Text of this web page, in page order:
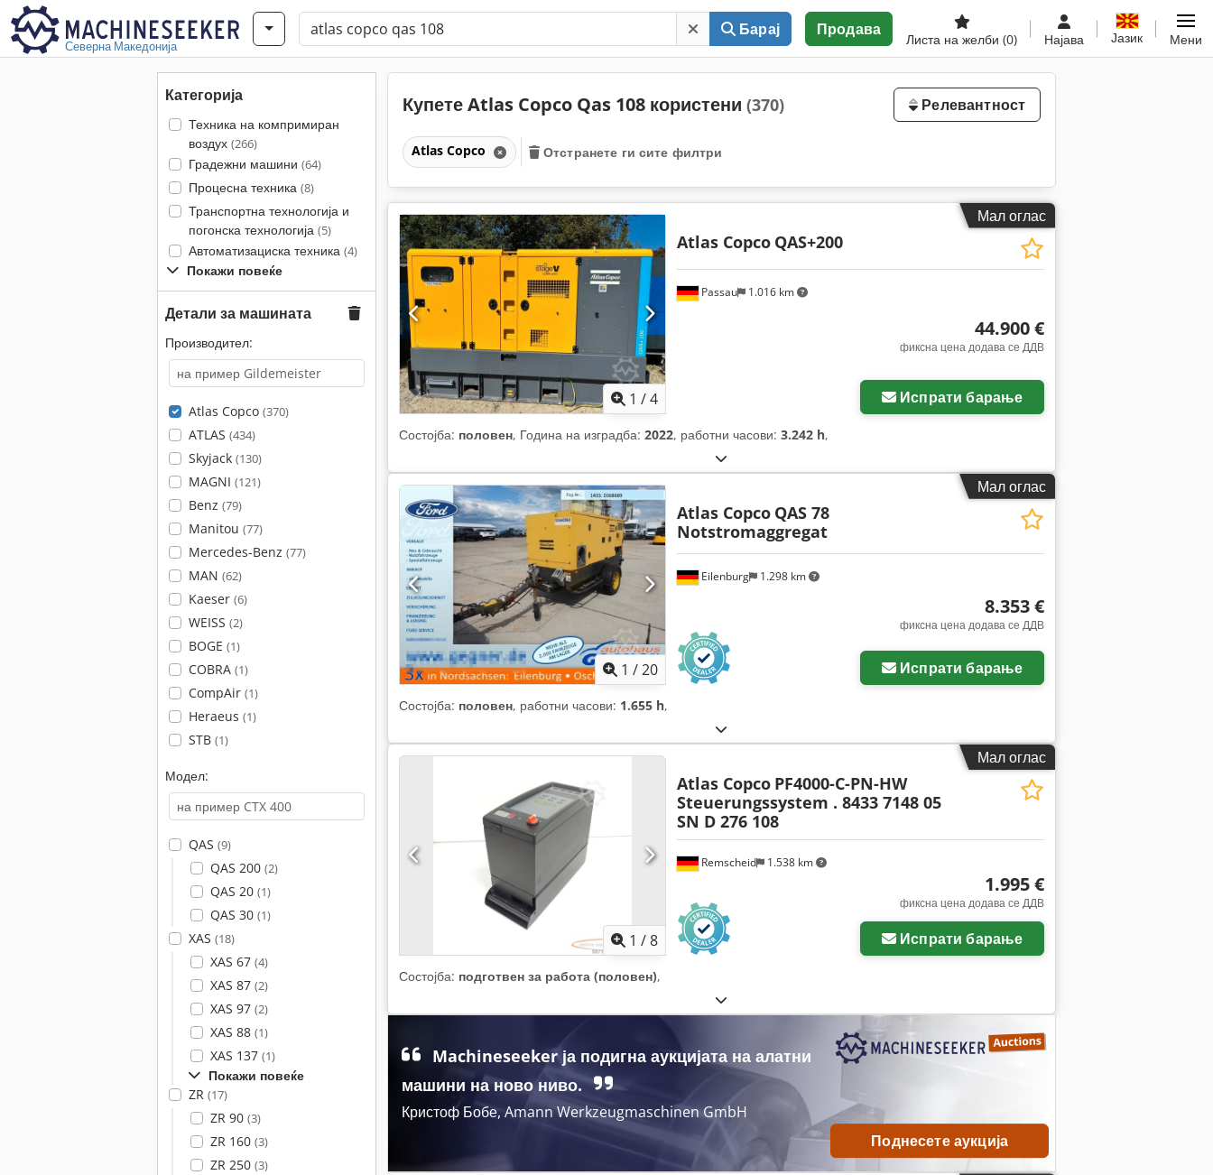
Северна Македонија
Барај Продава
Листа на желби (0) Најава Јазик Мени
Категорија
Техника на компримиран
воздух (266)
Градежни машини (64)
Процесна техника (8)
Транспортна технологија и
погонска технологија (5)
Автоматизациска техника (4)
Покажи повеќе
Детали за машината
Производител:
Atlas Copco (370)
ATLAS (434)
Skyjack (130)
MAGNI (121)
Benz (79)
Manitou (77)
Mercedes-Benz (77)
MAN (62)
Kaeser (6)
WEISS (2)
BOGE (1)
COBRA (1)
CompAir (1)
Heraeus (1)
STB (1)
Модел:
QAS (9)
QAS 200 (2)
QAS 20 (1)
QAS 30 (1)
XAS (18)
XAS 67 (4)
XAS 87 (2)
XAS 97 (2)
XAS 88 (1)
XAS 137 (1)
Покажи повеќе
ZR (17)
ZR 90 (3)
ZR 160 (3)
ZR 250 (3)
Купете Atlas Copco Qas 108 користени (370) Релевантност
Atlas Copco Отстранете ги сите филтри
Мал оглас
1 /4
Passau 1.016 km
Atlas Copco QAS+200
44.900 €
фиксна цена додава се ДДВ
Испрати барање
Состојба: половен, Година на изградба: 2022, работни часови: 3.242 h,
Мал оглас
1 /20
Eilenburg 1.298 km
Atlas Copco QAS 78
Notstromaggregat
8.353 €
фиксна цена додава се ДДВ
Испрати барање
Состојба: половен, работни часови: 1.655 h,
Мал оглас
1 /8
Remscheid 1.538 km
Atlas Copco PF4000-C-PN-HW
Steuerungssystem . 8433 7148 05
SN D 276 108
1.995 €
фиксна цена додава се ДДВ
Испрати барање
Состојба: подготвен за работа (половен),
Machineseeker ја подигна аукцијата на алатни
машини на ново ниво.
Кристоф Бобе, Amann Werkzeugmaschinen GmbH
Поднесете аукција